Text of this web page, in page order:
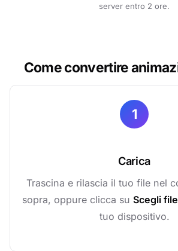
server entro 2 ore.
Come convertire
1
Carica
Trascina e rilascia il tuo file nel
sopra, oppure clicca su Scegli file
tuo dispositivo.